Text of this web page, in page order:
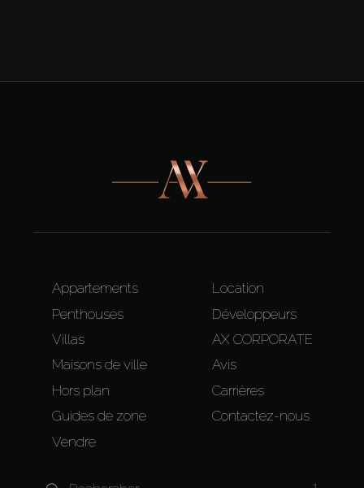
Appartements
Penthouses
Villas
Maisons de ville
Hors plan
Guides de zone
Vendre
Location
Développeurs
AX CORPORATE
Avis
Carrières
Contactez-nous